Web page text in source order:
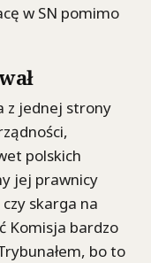
w SN pomimo
z jednej strony
polskich
jej prawnicy
skarga na
Komisja bardzo
bo to